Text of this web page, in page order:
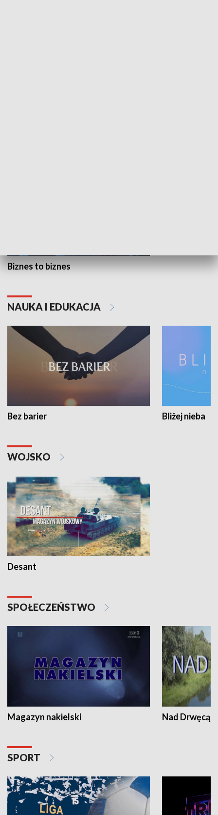
Biznes to biznes
NAUKA I EDUKACJA
Bez barier Bliżej nieba
WOJSKO
Desant
SPOŁECZEŃSTWO
Magazyn nakielski Nad Drwęcą
SPORT